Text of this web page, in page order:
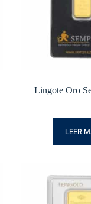
Lingote Oro
LEER